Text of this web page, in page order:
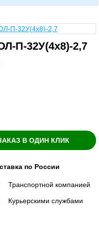
П-32У(4х8)-2,7
В ОДИН КЛИК
по России
Транспортной компанией
Курьерскими службами